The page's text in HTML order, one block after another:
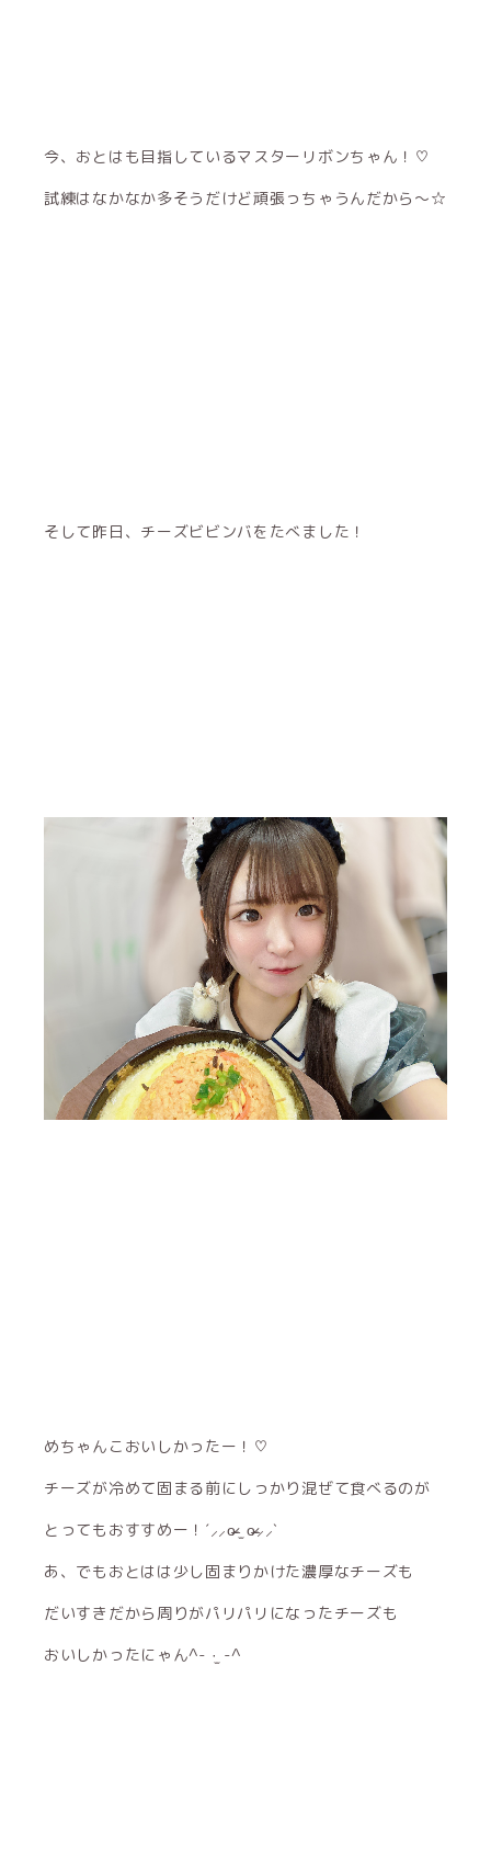
今、おとはも目指しているマスターリボンちゃん！♡
試練はなかなか多そうだけど頑張っちゃうんだから〜☆
そして昨日、チーズビビンバをたべました！
めちゃんこおいしかったー！♡
チーズが冷めて固まる前にしっかり混ぜて食べるのが
とってもおすすめー！ˊ⸝⸝o̴̶̷ ̫ o̴̶̷⸝⸝ˋ
あ、でもおとはは少し固まりかけた濃厚なチーズも
だいすきだから周りがパリパリになったチーズも
おいしかったにゃん^- ·̫ -^